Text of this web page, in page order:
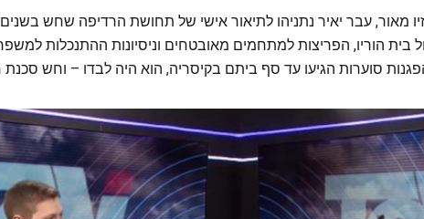
מאור, עבר יאיר נתניהו לתיאור אישי של תחושת הרדיפה שחש
בית הוריו, הפריצות למתחמים מאובטחים וניסיונות ההתנכלות
סוערות הגיעו עד סף ביתם בקיסריה, הוא היה לבדו – וחש